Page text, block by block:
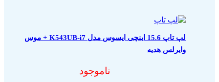
لپ تاپ 15.6 اینچی ایسوس مدل K543UB-i7 + موس
وایرلس هدیه
ناموجود